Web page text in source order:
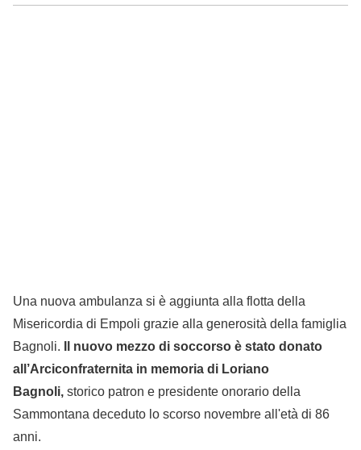
Una nuova ambulanza si è aggiunta alla flotta della
Misericordia di Empoli grazie alla generosità della famiglia
Bagnoli. Il nuovo mezzo di soccorso è stato donato
all’Arciconfraternita in memoria di Loriano
Bagnoli, storico patron e presidente onorario della
Sammontana deceduto lo scorso novembre all'età di 86
anni.